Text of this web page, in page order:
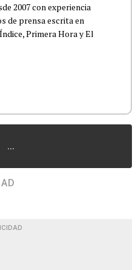
2007 con experiencia
de prensa escrita en
Primera Hora y El
...